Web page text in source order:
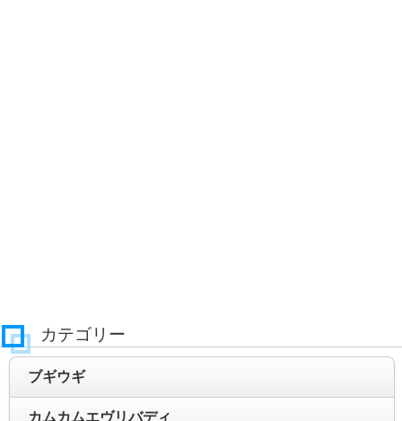
カテゴリー
ブギウギ
カムカムエヴリバディ